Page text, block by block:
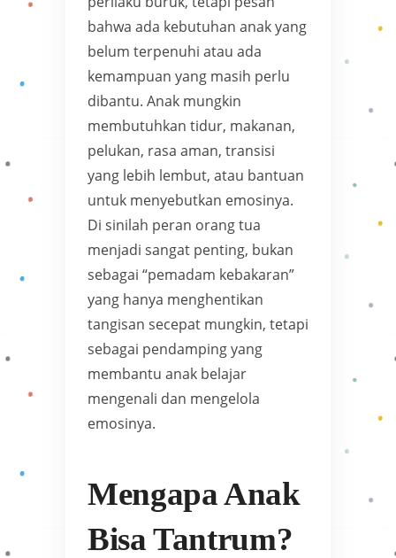
bahwa ada kebutuhan anak yang
belum terpenuhi atau ada
kemampuan yang masih perlu
dibantu. Anak mungkin
membutuhkan tidur, makanan,
pelukan, rasa aman, transisi
yang lebih lembut, atau bantuan
untuk menyebutkan emosinya.
Di sinilah peran orang tua
menjadi sangat penting, bukan
sebagai “pemadam kebakaran”
yang hanya menghentikan
tangisan secepat mungkin, tetapi
sebagai pendamping yang
membantu anak belajar
mengenali dan mengelola
emosinya.
Mengapa Anak
Bisa Tantrum?